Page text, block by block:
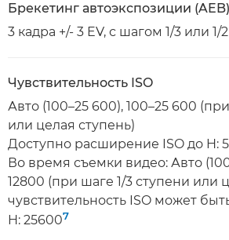
Брекетинг автоэкспозиции (AEB)
3 кадра +/- 3 EV, с шагом 1/3 или 1/
Чувствительность ISO
Авто (100–25 600), 100–25 600
или целая ступень)
Доступно расширение ISO до H:
Во время съемки видео: Авто
12800 (при шаге 1/3 ступени или
чувствительность ISO может
H: 256007